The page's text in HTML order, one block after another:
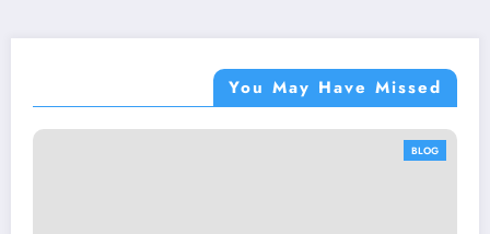
You May Have Missed
BLOG